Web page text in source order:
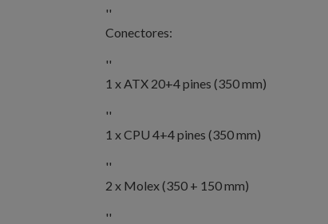
''
Conectores:
''
1 x ATX 20+4 pines (350 mm)
''
1 x CPU 4+4 pines (350 mm)
''
2 x Molex (350 + 150 mm)
''